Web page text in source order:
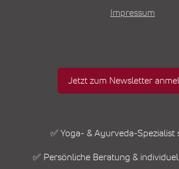
Impressum
Jetzt zum Newsletter
✅ Yoga- & Ayurveda-Spezialist
✅ Persönliche Beratung &